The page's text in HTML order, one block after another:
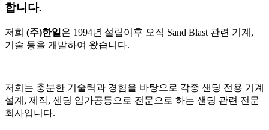
합니다.
저희 (주)한일은 1994년 설립이후 오직 Sand Blast 관련 기계,
기술 등을 개발하여 왔습니다.
저희는 충분한 기술력과 경험을 바탕으로 각종 샌딩 전용 기계
설계, 제작, 센딩 임가공등으로 전문으로 하는 샌딩 관련 전문
회사입니다.